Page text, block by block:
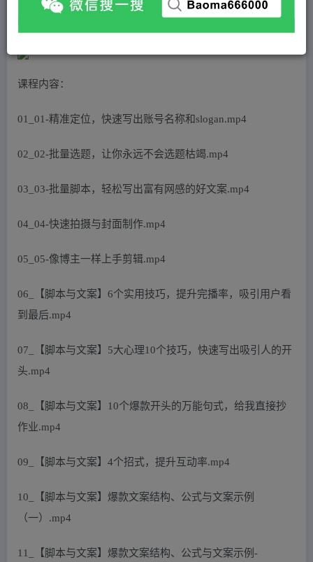
站长QQ：1970819299
课程内容：
01_01-精准定位，快速写出账号名称和slogan.mp4
02_02-批量选题，让你永远不会选题枯竭.mp4
03_03-批量脚本，轻松写出富有网感的好文案.mp4
04_04-快速拍摄与封面制作.mp4
05_05-像博主一样上手剪辑.mp4
06_【脚本与文案】6个实用技巧，提升完播率，吸引用户看
到最后.mp4
07_【脚本与文案】5大心理10个技巧，快速写出吸引人的开
头.mp4
08_【脚本与文案】10个爆款开头的万能句式，给我直接抄
作业.mp4
09_【脚本与文案】4个招式，提升互动率.mp4
10_【脚本与文案】爆款文案结构、公式与文案示例
（一）.mp4
11_【脚本与文案】爆款文案结构、公式与文案示例-